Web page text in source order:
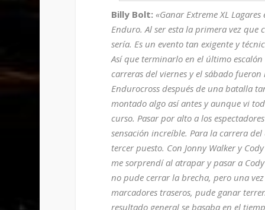
Billy Bolt: «Ganar Extreme XL
Enduro. Al ser esta la primera vez que
sería. Es un evento tan exigente y
Así que terminarlo en el último
carreras del viernes y el sábado
Endurocross después de una batalla
montado algo así antes y aunque vi
curso. Pasar por alto a los
sensación increíble. Para la carrera
tercer puesto. Con Jonny Walker y
me sorprendí al atrapar y pasar a
no pude cerrar la brecha, pero una
marcadores traseros, pude ganar
resultado general se basaba en el